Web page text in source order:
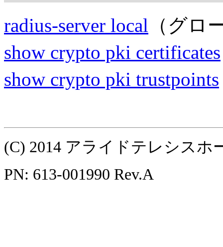
radius-server local （グロ
show crypto pki certificates
show crypto pki trustpoints
(C) 2014 アライドテレシスホ
PN: 613-001990 Rev.A